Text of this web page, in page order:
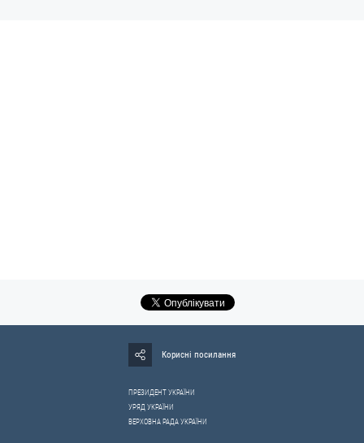
Корисні посилання
ПРЕЗИДЕНТ УКРАЇНИ
УРЯД УКРАЇНИ
ВЕРХОВНА РАДА УКРАЇНИ